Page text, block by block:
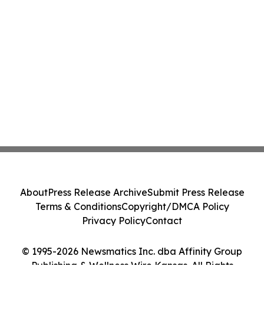
© 1995-2026 Newsmatics Inc. dba Affinity Group
Publishing & Wellness Wire Kansas. All Rights
AboutPress Release ArchiveSubmit Press Release
Terms & ConditionsCopyright/DMCA Policy
Privacy PolicyContact